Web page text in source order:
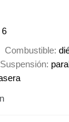
6
Combustible
Suspensión